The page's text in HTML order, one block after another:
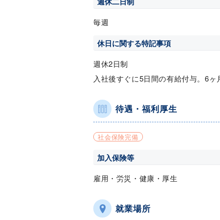
毎週
休日に関する特記事項
週休2日制
入社後すぐに5日間の有給付与。6ヶ
待遇・福利厚生
社会保険完備
加入保険等
雇用・労災・健康・厚生
就業場所